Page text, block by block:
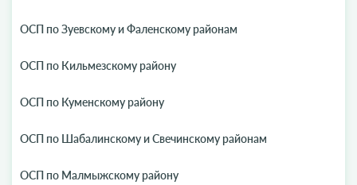
ОСП по Зуевскому и Фаленскому районам
ОСП по Кильмезскому району
ОСП по Куменскому району
ОСП по Шабалинскому и Свечинскому районам
ОСП по Малмыжскому району